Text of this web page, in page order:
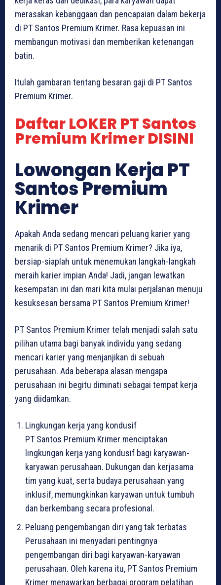
merasakan kebanggaan dan pencapaian dalam bekerja
di PT Santos Premium Krimer. Rasa kepuasan ini
membangun motivasi dan memberikan ketenangan
batin.
Itulah gambaran tentang besaran gaji di PT Santos
Premium Krimer.
Daftar LOKER PT Santos
Premium Krimer DISINI
Lowongan Kerja PT
Santos Premium
Krimer
Apakah Anda sedang mencari peluang karier yang
menarik di PT Santos Premium Krimer? Jika iya,
bersiap-siaplah untuk menemukan langkah-langkah
meraih karier impian Anda! Jadi, jangan lewatkan
kesempatan ini dan mari kita mulai perjalanan menuju
kesuksesan bersama PT Santos Premium Krimer!
PT Santos Premium Krimer telah menjadi salah satu
pilihan utama bagi banyak individu yang sedang
mencari karier yang menjanjikan di sebuah
perusahaan. Ada beberapa alasan mengapa
perusahaan ini begitu diminati sebagai tempat kerja
yang diidamkan.
Lingkungan kerja yang kondusif
PT Santos Premium Krimer menciptakan
lingkungan kerja yang kondusif bagi karyawan-
karyawan perusahaan. Dukungan dan kerjasama
tim yang kuat, serta budaya perusahaan yang
inklusif, memungkinkan karyawan untuk tumbuh
dan berkembang secara profesional.
Peluang pengembangan diri yang tak terbatas
Perusahaan ini menyadari pentingnya
pengembangan diri bagi karyawan-karyawan
perusahaan. Oleh karena itu, PT Santos Premium
Krimer menawarkan berbagai program pelatihan